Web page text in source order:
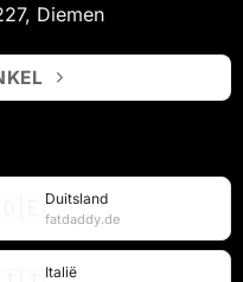
Diemen
Duitsland
fatdaddy.de
Italië